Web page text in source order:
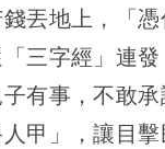
丟地上，「
三字經」連
有事，不敢承
甲」，讓目